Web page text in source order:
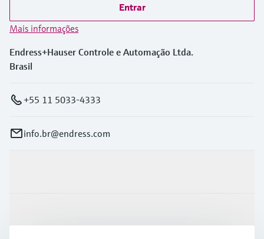
Entrar
Mais informações
Endress+Hauser Controle e Automação Ltda.
Brasil
+55 11 5033-4333
info.br@endress.com